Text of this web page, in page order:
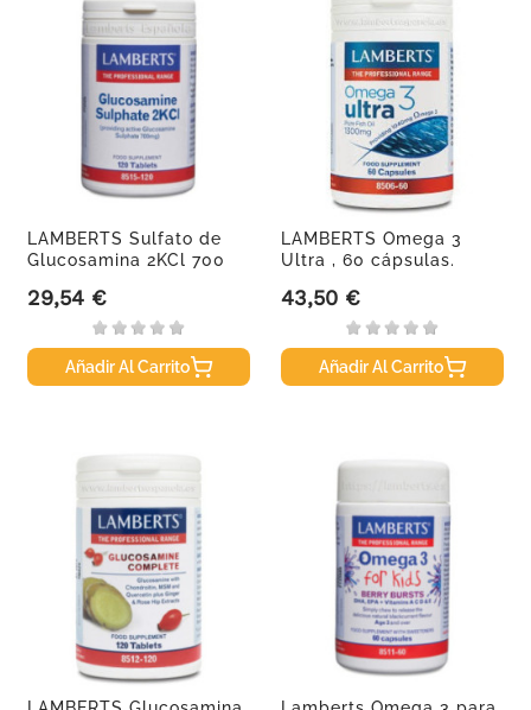
LAMBERTS Sulfato de
Glucosamina 2KCl 700
Precio
29,54 €
Añadir Al Carrito
LAMBERTS Omega 3
Ultra , 60 cápsulas.
Precio
43,50 €
Añadir Al Carrito